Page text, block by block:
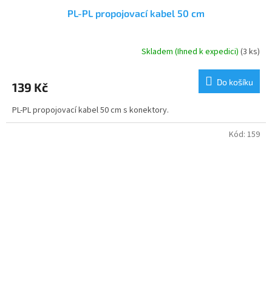
PL-PL propojovací kabel 50 cm
je
z
5
Skladem (Ihned k expedici)(3 ks)
139 Kč Do košíku
PL-PL propojovací kabel 50 cm s konektory.
Kód: 159